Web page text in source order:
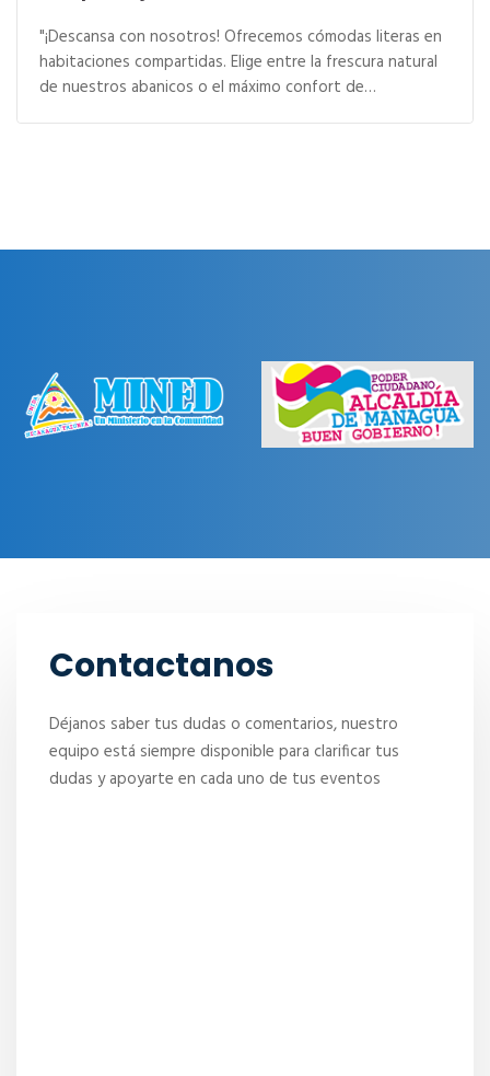
"¡Descansa con nosotros! Ofrecemos cómodas literas en
habitaciones compartidas. Elige entre la frescura natural
de nuestros abanicos o el máximo confort de…
Contactanos
Déjanos saber tus dudas o comentarios, nuestro
equipo está siempre disponible para clarificar tus
dudas y apoyarte en cada uno de tus eventos